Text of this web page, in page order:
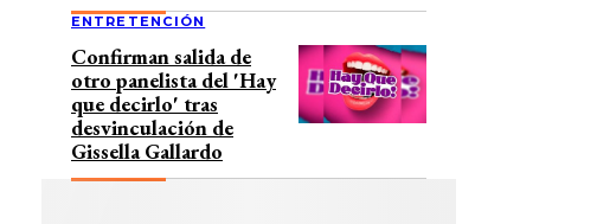
ENTRETENCIÓN
Confirman salida de
otro panelista del 'Hay
que decirlo' tras
desvinculación de
Gissella Gallardo